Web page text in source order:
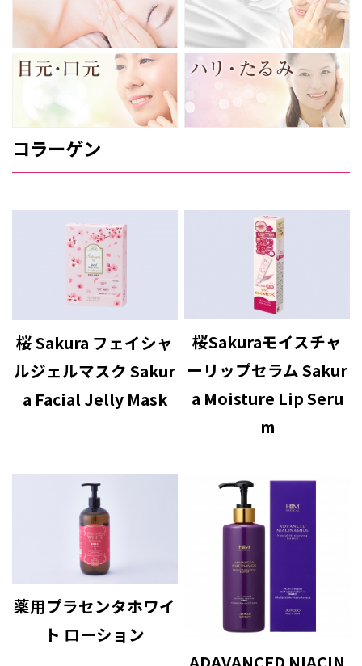
コラーゲン
桜 Sakura フェイシャ
ルジェルマスク Sakur
a Facial Jelly Mask
桜Sakuraモイスチャ
ーリップセラム Sakur
a Moisture Lip Seru
m
薬用プラセンタホワイ
ト ローション